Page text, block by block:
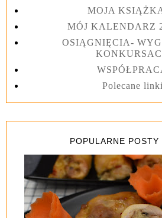
MOJA
MÓJ KALENDARZ
OSIĄGNIĘCIA-
Polecane linki
POPULARNE